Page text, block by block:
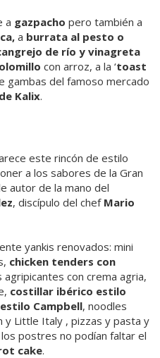
a gazpacho pero también a
a burrata al pesto o
de río y vinagreta
con arroz, a la ‘toast
gambas del famoso mercado
Kalix.
este rincón de estilo
a los sabores de la Gran
autor de la mano del
, discípulo del chef Mario
yankis renovados: mini
chicken tenders con
agripicantes con crema agria,
costillar ibérico estilo
Campbell, noodles
y Little Italy , pizzas y pasta y
postres no podían faltar el
cake.